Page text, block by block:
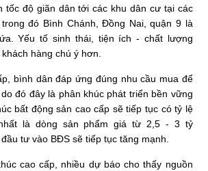
tốc độ giãn dân tới các khu dân cư tại các
đó Bình Chánh, Đồng Nai, quận 9 là
Yếu tố sinh thái, tiện ích - chất lượng
hàng chú ý hơn.
bình dân đáp ứng đúng nhu cầu mua để
đó đây là phân khúc phát triển bền vững
bất động sản cao cấp sẽ tiếp tục có tỷ lệ
là dòng sản phẩm giá từ 2,5 - 3 tỷ
tư vào BĐS sẽ tiếp tục tăng mạnh.
cao cấp, nhiều dự báo cho thấy nguồn